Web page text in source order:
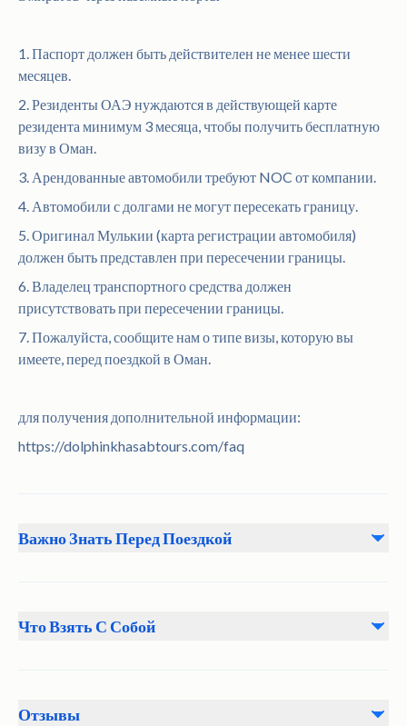
1. Паспорт должен быть действителен не менее шести
месяцев.
2. Резиденты ОАЭ нуждаются в действующей карте
резидента минимум 3 месяца, чтобы получить бесплатную
визу в Оман.
3. Арендованные автомобили требуют NOC от компании.
4. Автомобили с долгами не могут пересекать границу.
5. Оригинал Мулькии (карта регистрации автомобиля)
должен быть представлен при пересечении границы.
6. Владелец транспортного средства должен
присутствовать при пересечении границы.
7. Пожалуйста, сообщите нам о типе визы, которую вы
имеете, перед поездкой в Оман.
для получения дополнительной информации:
https://dolphinkhasabtours.com/faq
Важно Знать Перед Поездкой
определенное место встречи за 30 минут до
Что Взять С Собой
Отзывы